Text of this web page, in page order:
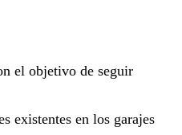
el objetivo de seguir
existentes en los garajes